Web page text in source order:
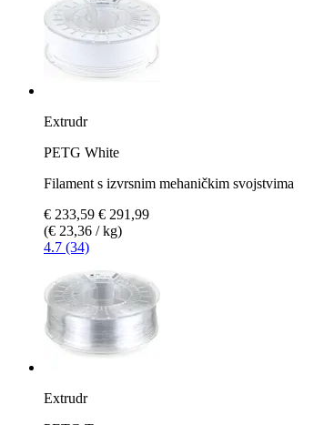
Extrudr
PETG White
Filament s izvrsnim mehaničkim svojstvima
€ 233,59 € 291,99
(€ 23,36 / kg)
4.7 (34)
Extrudr